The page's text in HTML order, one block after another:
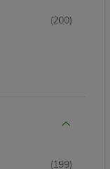
(200)
(199)